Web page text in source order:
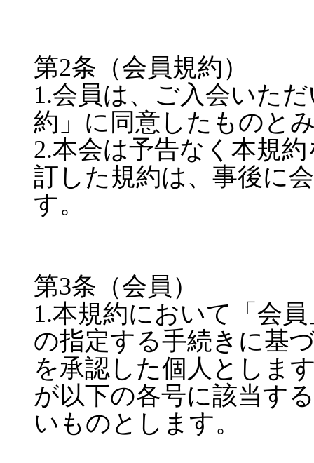
第2条（会員規約）
1.会員は、ご入会いた
約」に同意したものと
2.本会は予告なく本規
訂した規約は、事後に
す。
第3条（会員）
1.本規約において「会
の指定する手続きに基
を承認した個人としま
が以下の各号に該当す
いものとします。